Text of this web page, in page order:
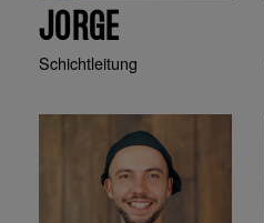
JORGE
Schichtleitung